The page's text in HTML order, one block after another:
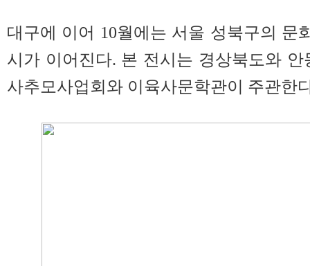
대구에 이어 10월에는 서울 성북구의 문
시가 이어진다. 본 전시는 경상북도와
사추모사업회와 이육사문학관이 주관한